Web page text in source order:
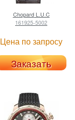
ChopardL.U.C
161925-5002
Цена по запросу
Заказать